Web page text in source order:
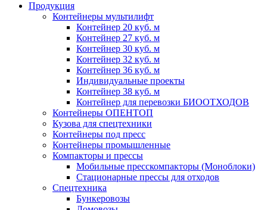
Продукция
Контейнеры мультилифт
Контейнер 20 куб. м
Контейнер 27 куб. м
Контейнер 30 куб. м
Контейнер 32 куб. м
Контейнер 36 куб. м
Индивидуальные проекты
Контейнер 38 куб. м
Контейнер для перевозки БИООТХОДОВ
Контейнеры ОПЕНТОП
Кузова для спецтехники
Контейнеры под пресс
Контейнеры промышленные
Компакторы и прессы
Мобильные пресскомпакторы (Моноблоки)
Стационарные прессы для отходов
Спецтехника
Бункеровозы